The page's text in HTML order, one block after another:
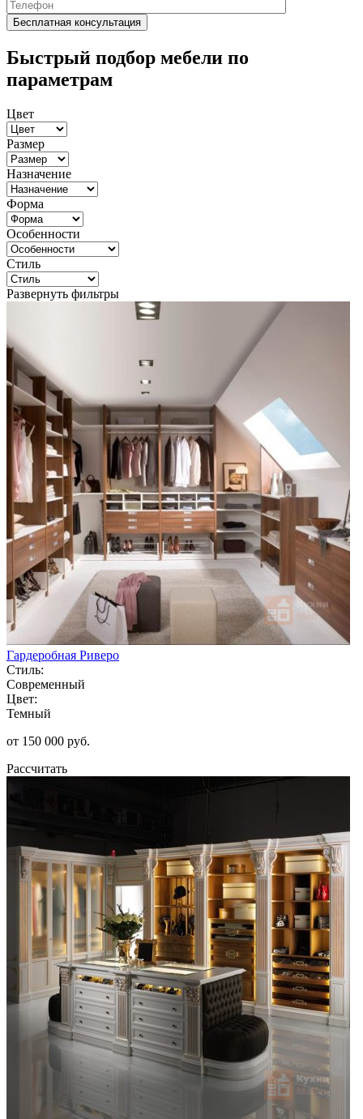
Быстрый подбор мебели по
параметрам
Цвет
Размер
Назначение
Форма
Особенности
Стиль
Развернуть фильтры
Гардеробная Риверо
Стиль:
Современный
Цвет:
Темный
от 150 000 руб.
Рассчитать